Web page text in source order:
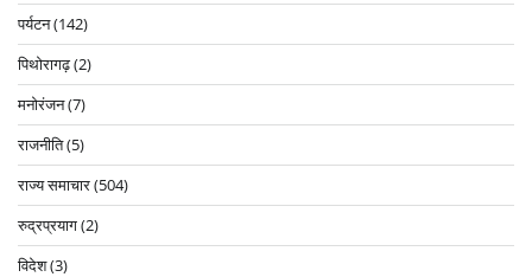
पर्यटन(142)
पिथोरागढ़(2)
मनोरंजन(7)
राजनीति(5)
राज्य समाचार(504)
रुद्रप्रयाग(2)
विदेश(3)